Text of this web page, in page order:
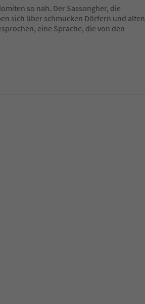
so nah. Der Sassongher, die
sich über schmucken Dörfern und alten
eine Sprache, die von den